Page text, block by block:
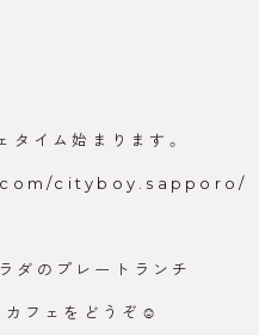
イム始まります。
cityboy.sapporo/
ダのプレートランチ
フェをどうぞ☺︎